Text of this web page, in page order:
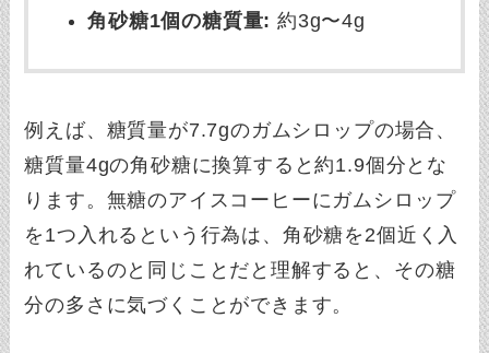
角砂糖1個の糖質量: 約3g〜4g
例えば、糖質量が7.7gのガムシロップの場合、
糖質量4gの角砂糖に換算すると約1.9個分とな
ります。無糖のアイスコーヒーにガムシロップ
を1つ入れるという行為は、角砂糖を2個近く入
れているのと同じことだと理解すると、その糖
分の多さに気づくことができます。